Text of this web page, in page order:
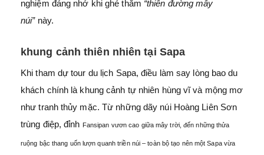
nghiệm đáng nhớ khi ghé thăm “thiên đường mây
núi” này.
khung cảnh thiên nhiên tại Sapa
Khi tham dự tour du lịch Sapa, điều làm say lòng bao du
khách chính là khung cảnh tự nhiên hùng vĩ và mộng mơ
như tranh thủy mặc. Từ những dãy núi Hoàng Liên Sơn
trùng điệp, đỉnh Fansipan vươn cao giữa mây trời, đến những thửa
ruộng bậc thang uốn lượn quanh triền núi – toàn bộ tạo nên một Sapa vừa